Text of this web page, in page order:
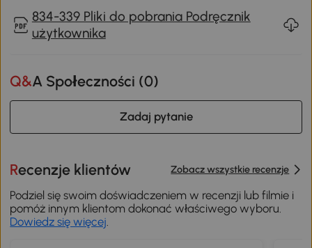
834-339 Pliki do pobrania Podręcznik
użytkownika
Q&A Społeczności (0)
Zadaj pytanie
Recenzje klientów Zobacz wszystkie recenzje
Podziel się swoim doświadczeniem w recenzji lub filmie i
pomóż innym klientom dokonać właściwego wyboru.
Dowiedz się więcej.